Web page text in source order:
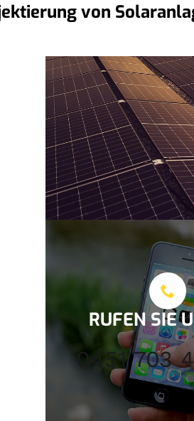
von
RUFEN SIE
0451 703